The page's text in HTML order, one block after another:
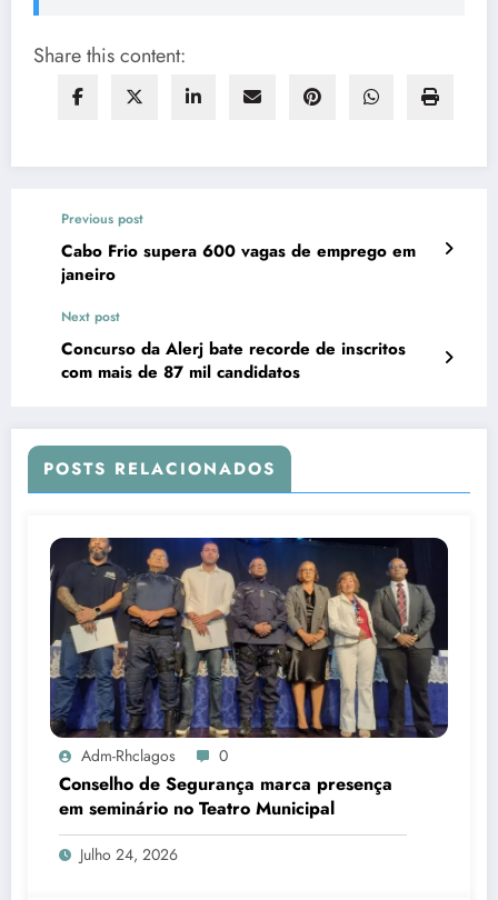
Share this content:
Previous post
Cabo Frio supera 600 vagas de emprego em
janeiro
Next post
Concurso da Alerj bate recorde de inscritos
com mais de 87 mil candidatos
POSTS RELACIONADOS
Adm-Rhclagos 0
Conselho de Segurança marca presença
em seminário no Teatro Municipal
Julho 24, 2026